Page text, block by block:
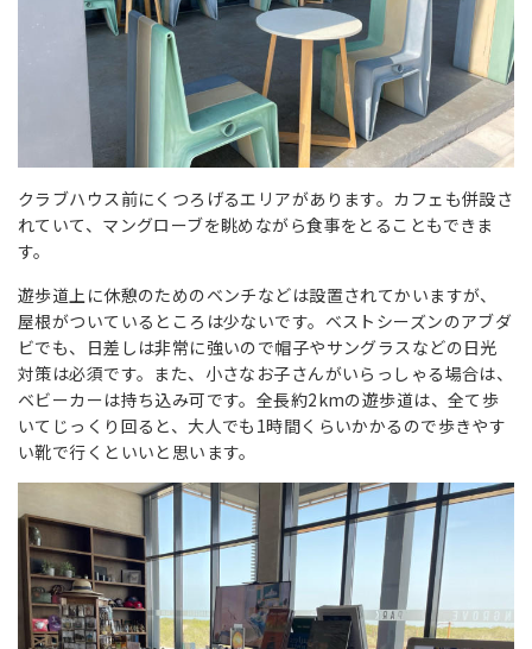
クラブハウス前にくつろげるエリアがあります。カフェも併設さ
れていて、マングローブを眺めながら食事をとることもできま
す。
遊歩道上に休憩のためのベンチなどは設置されてかいますが、
屋根がついているところは少ないです。ベストシーズンのアブダ
ビでも、日差しは非常に強いので帽子やサングラスなどの日光
対策は必須です。また、小さなお子さんがいらっしゃる場合は、
ベビーカーは持ち込み可です。全長約2kmの遊歩道は、全て歩
いてじっくり回ると、大人でも1時間くらいかかるので歩きやす
い靴で行くといいと思います。